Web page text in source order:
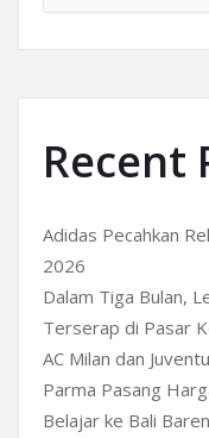
Recent
Adidas Pecahkan
2026
Dalam Tiga Bulan,
Terserap di Pasar
AC Milan dan
Parma Pasang
Belajar ke Bali